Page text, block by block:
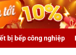
bị bếp công nghiệp